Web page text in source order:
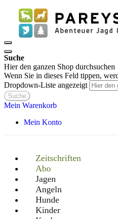
Suche
Hier den ganzen Shop durchsuchen
Wenn Sie in dieses Feld tippen,
Dropdown-Liste angezeigt
Suche
Mein Warenkorb
Mein Konto
Zeitschriften
Abo
Jagen
Angeln
Hunde
Kinder